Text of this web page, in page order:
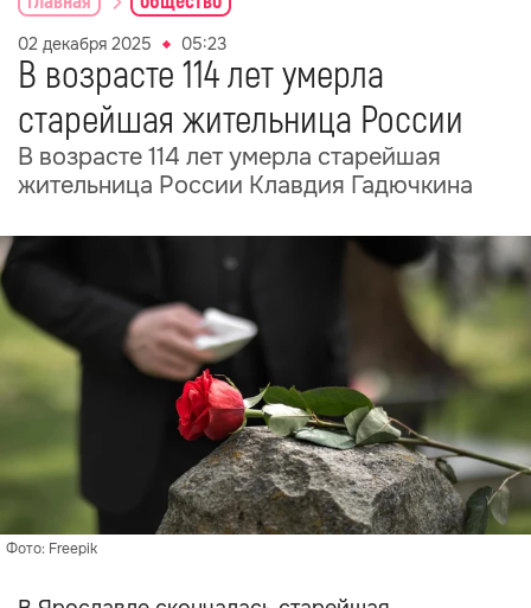
02 декабря 2025 05:23
В возрасте 114 лет умерла
старейшая жительница России
В возрасте 114 лет умерла старейшая
жительница России Клавдия Гадючкина
Фото: Freepik